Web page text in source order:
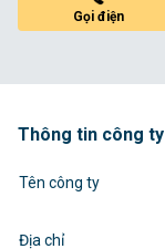
Gọi điện
Thông tin công ty
Tên công ty
Địa chỉ